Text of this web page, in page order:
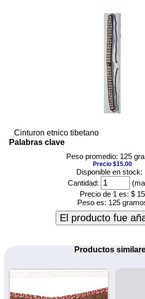
Cinturon etnico tibetano
Palabras clave
Peso promedio: 125
Precio $15.00
Disponible en stock:
Cantidad:
Precio de 1 es: $ 15
Peso es: 125
El producto fue
Productos